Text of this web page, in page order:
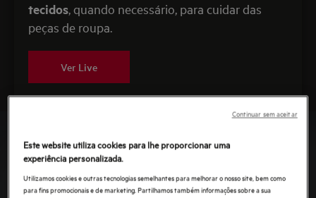
tecidos, quando necessário, para cuidar das
peças de roupa.
Ver Live
Este website utiliza cookies para lhe proporcionar uma
experiência personalizada.
Utilizamos cookies e outras tecnologias semelhantes para melhorar o nosso site, bem como
para fins promocionais e de marketing. Partilhamos também informações sobre a sua
Continuar sem aceitar